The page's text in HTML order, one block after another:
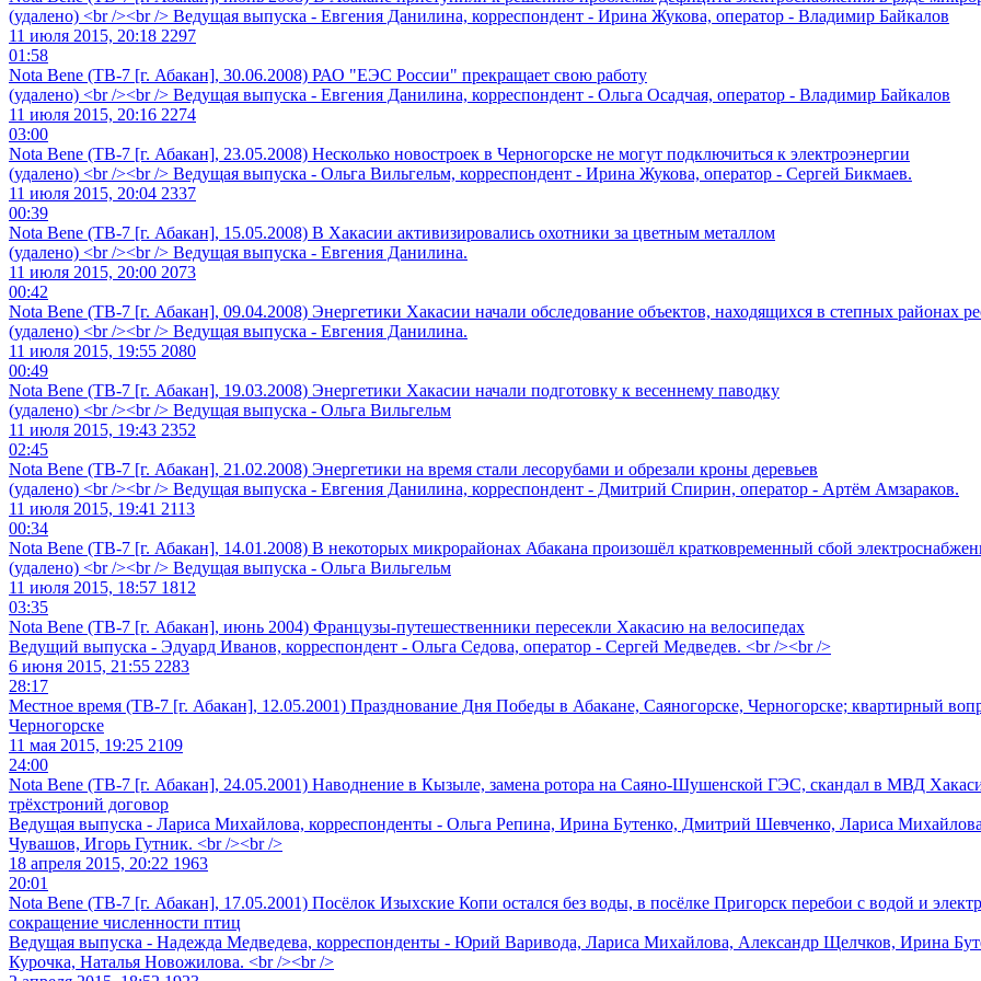
(удалено) <br /><br /> Ведущая выпуска - Евгения Данилина, корреспондент - Ирина Жукова, оператор - Владимир Байкалов
11 июля 2015, 20:18 2297
01:58
Nota Bene (ТВ-7 [г. Абакан], 30.06.2008) РАО "ЕЭС России" прекращает свою работу
(удалено) <br /><br /> Ведущая выпуска - Евгения Данилина, корреспондент - Ольга Осадчая, оператор - Владимир Байкалов
11 июля 2015, 20:16 2274
03:00
Nota Bene (ТВ-7 [г. Абакан], 23.05.2008) Несколько новостроек в Черногорске не могут подключиться к электроэнергии
(удалено) <br /><br /> Ведущая выпуска - Ольга Вильгельм, корреспондент - Ирина Жукова, оператор - Сергей Бикмаев.
11 июля 2015, 20:04 2337
00:39
Nota Bene (ТВ-7 [г. Абакан], 15.05.2008) В Хакасии активизировались охотники за цветным металлом
(удалено) <br /><br /> Ведущая выпуска - Евгения Данилина.
11 июля 2015, 20:00 2073
00:42
Nota Bene (ТВ-7 [г. Абакан], 09.04.2008) Энергетики Хакасии начали обследование объектов, находящихся в степных районах
(удалено) <br /><br /> Ведущая выпуска - Евгения Данилина.
11 июля 2015, 19:55 2080
00:49
Nota Bene (ТВ-7 [г. Абакан], 19.03.2008) Энергетики Хакасии начали подготовку к весеннему паводку
(удалено) <br /><br /> Ведущая выпуска - Ольга Вильгельм
11 июля 2015, 19:43 2352
02:45
Nota Bene (ТВ-7 [г. Абакан], 21.02.2008) Энергетики на время стали лесорубами и обрезали кроны деревьев
(удалено) <br /><br /> Ведущая выпуска - Евгения Данилина, корреспондент - Дмитрий Спирин, оператор - Артём Амзараков.
11 июля 2015, 19:41 2113
00:34
Nota Bene (ТВ-7 [г. Абакан], 14.01.2008) В некоторых микрорайонах Абакана произошёл кратковременный сбой
(удалено) <br /><br /> Ведущая выпуска - Ольга Вильгельм
11 июля 2015, 18:57 1812
03:35
Nota Bene (ТВ-7 [г. Абакан], июнь 2004) Французы-путешественники пересекли Хакасию на велосипедах
Ведущий выпуска - Эдуард Иванов, корреспондент - Ольга Седова, оператор - Сергей Медведев. <br /><br />
6 июня 2015, 21:55 2283
28:17
Местное время (ТВ-7 [г. Абакан], 12.05.2001) Празднование Дня Победы в Абакане, Саяногорске, Черногорске; квартирный
Черногорске
11 мая 2015, 19:25 2109
24:00
Nota Bene (ТВ-7 [г. Абакан], 24.05.2001) Наводнение в Кызыле, замена ротора на Саяно-Шушенской ГЭС, скандал в МВД
трёхстроний договор
Ведущая выпуска - Лариса Михайлова, корреспонденты - Ольга Репина, Ирина Бутенко, Дмитрий Шевченко, Лариса
Чувашов, Игорь Гутник. <br /><br />
18 апреля 2015, 20:22 1963
20:01
Nota Bene (ТВ-7 [г. Абакан], 17.05.2001) Посёлок Изыхские Копи остался без воды, в посёлке Пригорск перебои с водой и
сокращение численности птиц
Ведущая выпуска - Надежда Медведева, корреспонденты - Юрий Варивода, Лариса Михайлова, Александр Щелчков, Ирина
Курочка, Наталья Новожилова. <br /><br />